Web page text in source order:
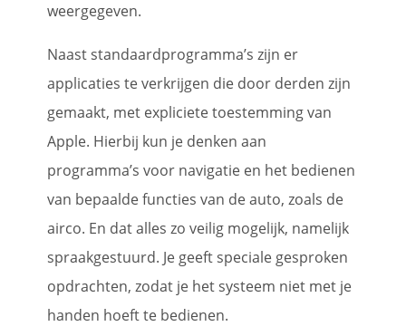
weergegeven.
Naast standaardprogramma’s zijn er
applicaties te verkrijgen die door derden zijn
gemaakt, met expliciete toestemming van
Apple. Hierbij kun je denken aan
programma’s voor navigatie en het bedienen
van bepaalde functies van de auto, zoals de
airco. En dat alles zo veilig mogelijk, namelijk
spraakgestuurd. Je geeft speciale gesproken
opdrachten, zodat je het systeem niet met je
handen hoeft te bedienen.